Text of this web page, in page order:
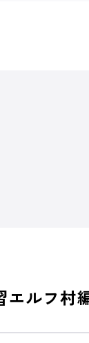
エルフ村